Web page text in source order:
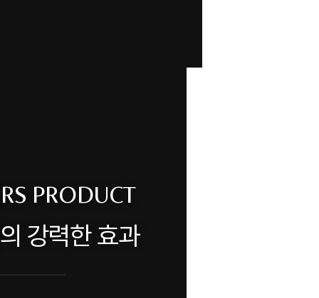
PRODUCT
강력한 효과